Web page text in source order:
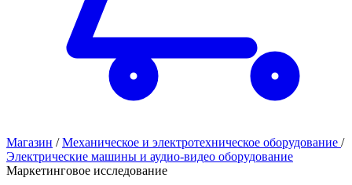
Магазин / Механическое и электротехническое оборудование /
Электрические машины и аудио-видео оборудование
Маркетинговое исследование